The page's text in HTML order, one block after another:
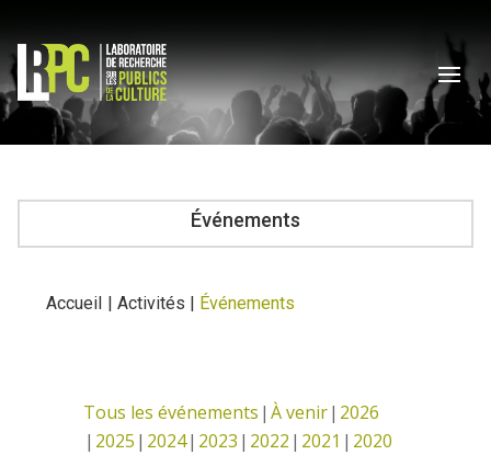
Événements
Accueil | Activités | Événements
Tous les événements À venir 2026
2025 2024 2023 2022 2021
2020